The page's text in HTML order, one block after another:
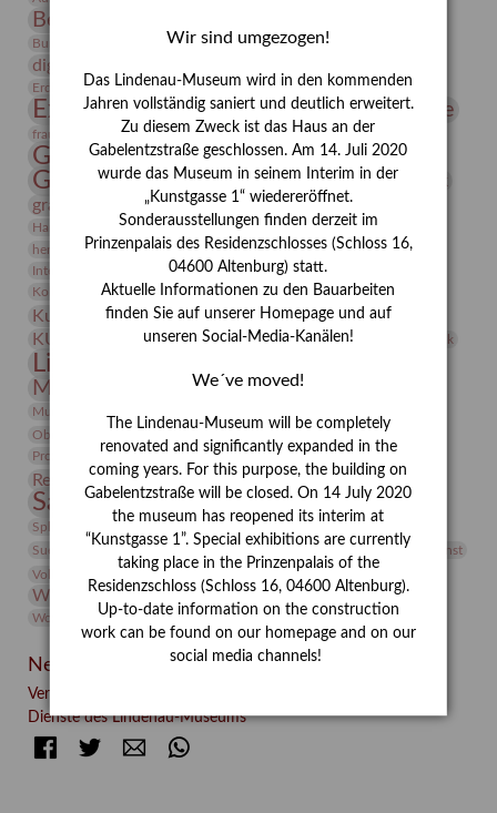
Bernhard August von Lindenau
Burg Posterstein Conrad Felixmüller Depot
digitallabor
Erdmann Julius Dietrich
Erlebnisportal estrusker Exlibris
Expressionismus Festrede Florenz Fotografie
frauen Frauen in der Antike und heute
Gerhard-Altenbourg-Preis
Gerhard Altenbourg
Gerhard Kurt Müller
grafische sammlung griechische Mythologie
Hanns-Conon von der Gabelentz Heinrich Kirchhoff Heldinnen
herman de vries Humboldt
Insekten
Integriertes Schädlingsmanagement
Italien Jahresempfang
Kolosseum
Kooperationsausstellung Korkmodelle Kunst
Kunstmuseum Kunstvermittlung Kunst von Kühl
KUNSTWAND Kurs Künstler Künstlerin Lehmbruck
Lindenau-Museum
Museumsgeschichte Museumsnacht
Museumspädagogik Natur
Objekt im Fokus
Phelloplastik
Pohlhof
Provenienz
Provenienzforschung
Restaurierung Rudi Lesser Ruth Wolf-Rehfeld
Sammlung Samstagszeichner Skulptur
Sonderausstellung
Sphinx
studio Studio Bildende Kunst
Suermondt-Ludwig-Museum
Vermittlung
Videokunst
Volontariat
Walter Rheiner Werefkin
Werkbetrachtung Winter Wissenschaft
Wolf and Dog
Wolf und Hund
Zirkuswoche
Neueste Beiträge
Verschenkt, verkauft, vergessen? – Kunstdetektivinnen im
Dienste des Lindenau-Museums
FacebookTwitter E-mail
Wir sind umgezogen!
Das Lindenau-Museum wird in den kommenden
Jahren vollständig saniert und deutlich erweitert.
Zu diesem Zweck ist das Haus an der
Gabelentzstraße geschlossen. Am 14. Juli 2020
wurde das Museum in seinem Interim in der
„Kunstgasse 1“ wiedereröffnet.
Sonderausstellungen finden derzeit im
Prinzenpalais des Residenzschlosses (Schloss 16,
04600 Altenburg) statt.
Aktuelle Informationen zu den Bauarbeiten
finden Sie auf unserer Homepage und auf
unseren Social-Media-Kanälen!
We´ve moved!
The Lindenau-Museum will be completely
renovated and significantly expanded in the
coming years. For this purpose, the building on
Gabelentzstraße will be closed. On 14 July 2020
the museum has reopened its interim at
“Kunstgasse 1”. Special exhibitions are currently
taking place in the Prinzenpalais of the
Residenzschloss (Schloss 16, 04600 Altenburg).
Up-to-date information on the construction
work can be found on our homepage and on our
social media channels!